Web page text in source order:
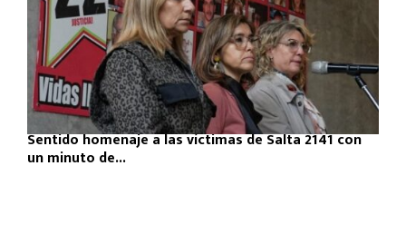
Sentido homenaje a las víctimas de Salta 2141 con
un minuto de...